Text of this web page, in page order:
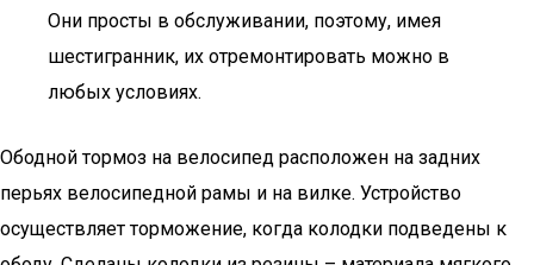
Они просты в обслуживании, поэтому, имея
шестигранник, их отремонтировать можно в
любых условиях.
Ободной тормоз на велосипед расположен на задних
перьях велосипедной рамы и на вилке. Устройство
осуществляет торможение, когда колодки подведены к